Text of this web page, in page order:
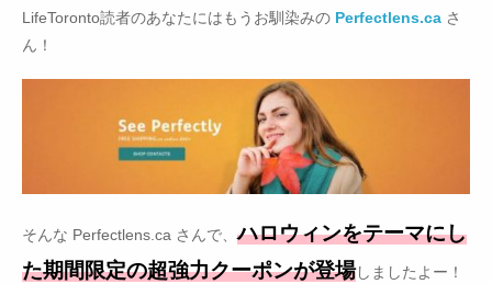
LifeToronto読者のあなたにはもうお馴染みの Perfectlens.ca さ
ん！
そんな Perfectlens.ca さんで、ハロウィンをテーマにし
た期間限定の超強力クーポンが登場しましたよー！